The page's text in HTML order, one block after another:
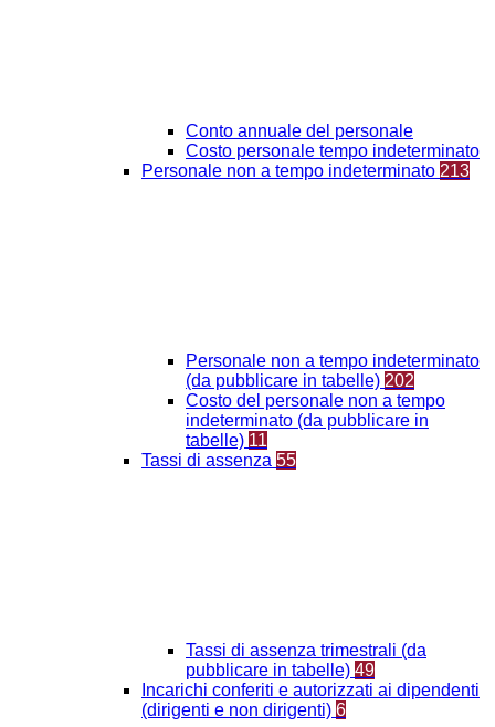
Conto annuale del personale
Costo personale tempo indeterminato
Personale non a tempo indeterminato 213
Personale non a tempo indeterminato
(da pubblicare in tabelle) 202
Costo del personale non a tempo
indeterminato (da pubblicare in
tabelle) 11
Tassi di assenza 55
Tassi di assenza trimestrali (da
pubblicare in tabelle) 49
Incarichi conferiti e autorizzati ai dipendenti
(dirigenti e non dirigenti) 6